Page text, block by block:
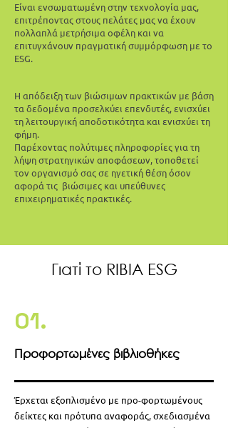
Είναι ενσωματωμένη στην τεχνολογία μας,
επιτρέποντας στους πελάτες μας να έχουν
πολλαπλά μετρήσιμα οφέλη και να
επιτυγχάνουν πραγματική συμμόρφωση με το
ESG.
Η απόδειξη των βιώσιμων πρακτικών με βάση
τα δεδομένα προσελκύει επενδυτές, ενισχύει
τη λειτουργική αποδοτικότητα και ενισχύει τη
φήμη.
Παρέχοντας πολύτιμες πληροφορίες για τη
λήψη στρατηγικών αποφάσεων, τοποθετεί
τον οργανισμό σας σε ηγετική θέση όσον
αφορά τις βιώσιμες και υπεύθυνες
επιχειρηματικές πρακτικές.
Γιατί το RIBIA ESG
01.
Προφορτωμένες βιβλιοθήκες
Έρχεται εξοπλισμένο με προ-φορτωμένους
δείκτες και πρότυπα αναφοράς, σχεδιασμένα